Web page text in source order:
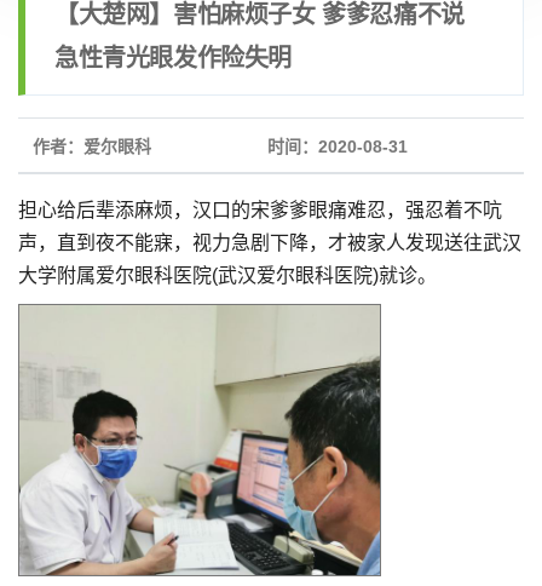
【大楚网】害怕麻烦子女 爹爹忍痛不说
急性青光眼发作险失明
作者：爱尔眼科 时间：2020-08-31
担心给后辈添麻烦，汉口的宋爹爹眼痛难忍，强忍着不吭
声，直到夜不能寐，视力急剧下降，才被家人发现送往武汉
大学附属爱尔眼科医院(武汉爱尔眼科医院)就诊。